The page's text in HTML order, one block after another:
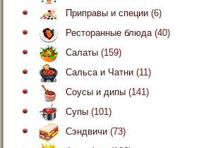
Приправы и специи (6)
Ресторанные блюда(40)
Салаты (159)
Сальса и Чатни (11)
Соусы и дипы (141)
Супы (101)
Сэндвичи (73)